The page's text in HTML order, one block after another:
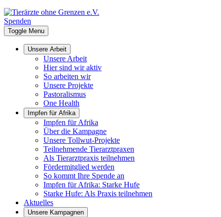
Spenden
Toggle Menu
Unsere Arbeit
Unsere Arbeit
Hier sind wir aktiv
So arbeiten wir
Unsere Projekte
Pastoralismus
One Health
Impfen für Afrika
Impfen für Afrika
Über die Kampagne
Unsere Tollwut-Projekte
Teilnehmende Tierarztpraxen
Als Tierarztpraxis teilnehmen
Fördermitglied werden
So kommt Ihre Spende an
Impfen für Afrika: Starke Hufe
Starke Hufe: Als Praxis teilnehmen
Aktuelles
Unsere Kampagnen